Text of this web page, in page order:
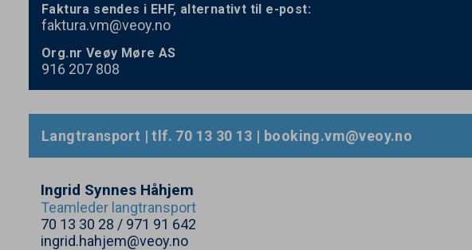
Faktura sendes i EHF, alternativt til e-post:
faktura.vm@veoy.no
Org​.nr Veøy Møre AS
916 207 808
Langtransport | tlf. 70 13 30 13 | booking.​vm@​veoy.​no
Ingrid Synnes Håhjem
Teamleder langtransport
70 13 30 28 / 971 91 642
ingrid.hahjem@veoy.no